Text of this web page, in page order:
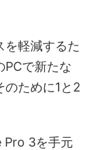
を軽減するた
PCで新たな
のために1と2
Pro 3を手元